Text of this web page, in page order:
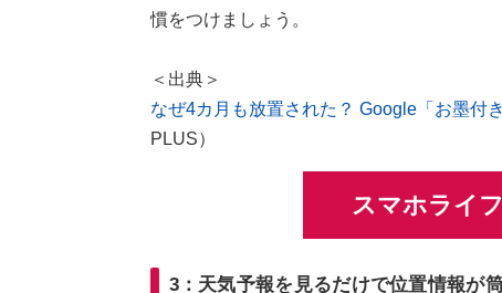
慣をつけましょう。
＜出典＞
なぜ4カ月も放置された？ Google「お墨付
PLUS）
スマホライ
3：天気予報を見るだけで位置情報が